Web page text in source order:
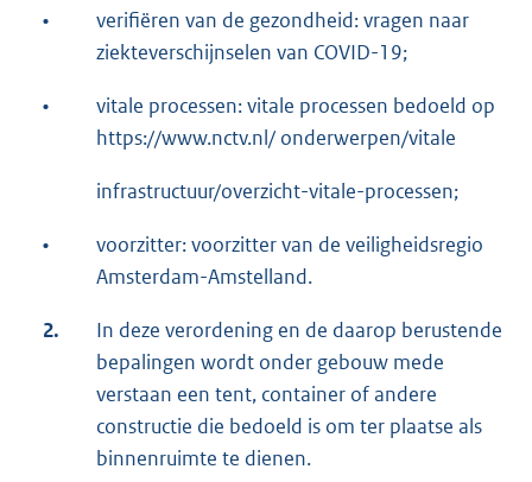
•
verifiëren van de gezondheid: vragen naar
ziekteverschijnselen van COVID-19;
•
vitale processen: vitale processen bedoeld op
https://www.nctv.nl/ onderwerpen/vitale
infrastructuur/overzicht-vitale-processen;
•
voorzitter: voorzitter van de veiligheidsregio
Amsterdam-Amstelland.
2.
In deze verordening en de daarop berustende
bepalingen wordt onder gebouw mede
verstaan een tent, container of andere
constructie die bedoeld is om ter plaatse als
binnenruimte te dienen.